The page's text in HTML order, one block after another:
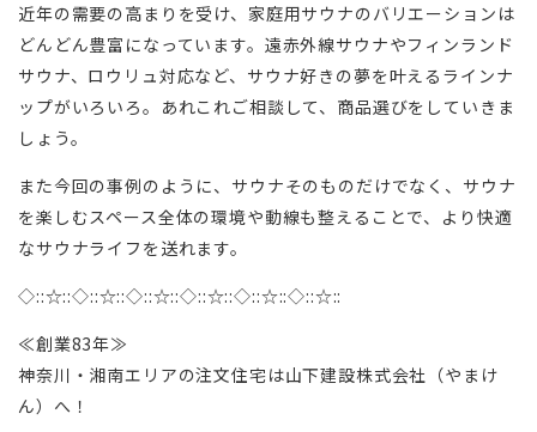
近年の需要の高まりを受け、家庭用サウナのバリエーションは
どんどん豊富になっています。遠赤外線サウナやフィンランド
サウナ、ロウリュ対応など、サウナ好きの夢を叶えるラインナ
ップがいろいろ。あれこれご相談して、商品選びをしていきま
しょう。
また今回の事例のように、サウナそのものだけでなく、サウナ
を楽しむスペース全体の環境や動線も整えることで、より快適
なサウナライフを送れます。
◇::☆::◇::☆::◇::☆::◇::☆::◇::☆::◇::☆::
≪創業83年≫
神奈川・湘南エリアの注文住宅は山下建設株式会社（やまけ
ん）へ！